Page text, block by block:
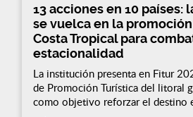
13 acciones en 10 países:
se vuelca en la
Costa Tropical para
estacionalidad
La institución presenta en Fitur
de Promoción Turística del litoral
como objetivo reforzar el destino